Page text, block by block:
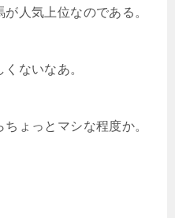
人気上位なのである。
ないなあ。
ょっとマシな程度か。